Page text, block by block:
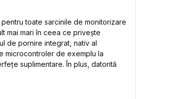
toate sarcinile de monitorizare
mai mari în ceea ce privește
de pornire integrat, nativ al
microcontroler de exemplu la
suplimentare. În plus, datorită